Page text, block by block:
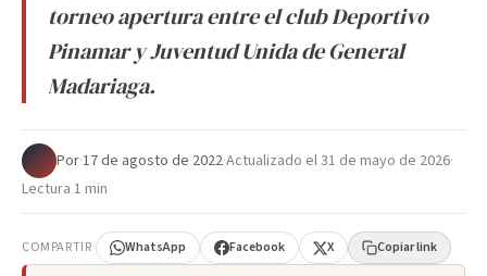
torneo apertura entre el club Deportivo
Pinamar y Juventud Unida de General
Madariaga.
Por·17 de agosto de 2022·Actualizado el31 de mayo de 2026·
Lectura 1 min
COMPARTIR WhatsApp Facebook X Copiar link